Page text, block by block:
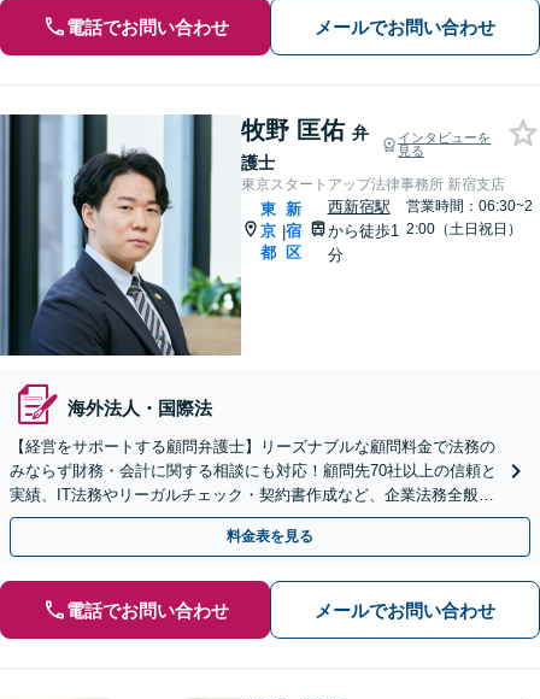
電話でお問い合わせ メールでお問い合わせ
牧野 匡佑 弁
護士
インタビューを
見る
東京スタートアップ法律事務所 新宿支店
東
京
都
|
新
宿
区
西新宿駅
から徒歩1
分
営業時間：06:30~2
2:00（土日祝日）
海外法人・国際法
【経営をサポートする顧問弁護士】リーズナブルな顧問料金で法務の
みならず財務・会計に関する相談にも対応！顧問先70社以上の信頼と
実績、IT法務やリーガルチェック・契約書作成など、企業法務全般に
ついてお気軽にご相談ください。
料金表を見る
電話でお問い合わせ メールでお問い合わせ